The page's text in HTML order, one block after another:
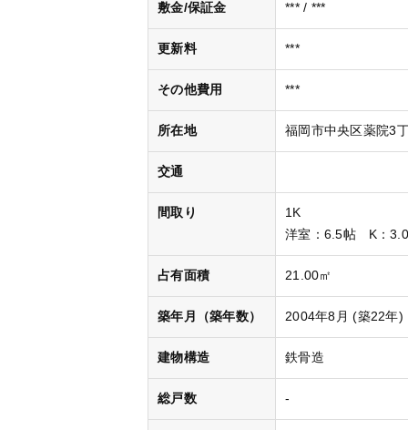
敷金/保証金 *** / ***
更新料 ***
その他費用 ***
所在地 福岡市中央区薬院3
交通
間取り
1K
洋室 ：6.5帖 K：
占有面積 21.00㎡
築年月（築年数） 2004年8月 (築22年)
建物構造 鉄骨造
総戸数 -